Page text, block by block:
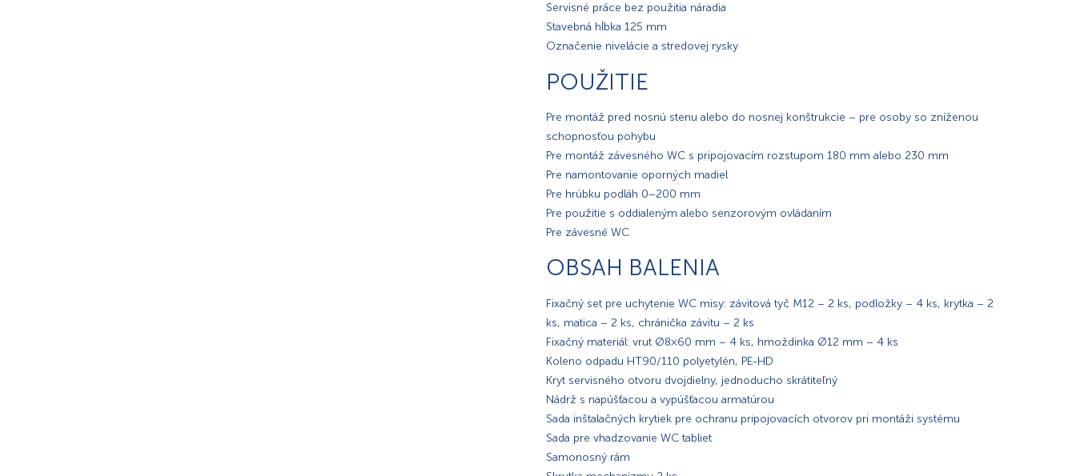
Servisné práce bez použitia náradia
Stavebná hĺbka 125 mm
Označenie nivelácie a stredovej rysky
POUŽITIE
Pre montáž pred nosnú stenu alebo do nosnej konštrukcie – pre osoby so zníženou
schopnosťou pohybu
Pre montáž závesného WC s pripojovacím rozstupom 180 mm alebo 230 mm
Pre namontovanie oporných madiel
Pre hrúbku podláh 0–200 mm
Pre použitie s oddialeným alebo senzorovým ovládaním
Pre závesné WC
OBSAH BALENIA
Fixačný set pre uchytenie WC misy: závitová tyč M12 – 2 ks, podložky – 4 ks, krytka – 2
ks, matica – 2 ks, chránička závitu – 2 ks
Fixačný materiál: vrut Ø8×60 mm – 4 ks, hmoždinka Ø12 mm – 4 ks
Koleno odpadu HT90/110 polyetylén, PE-HD
Kryt servisného otvoru dvojdielny, jednoducho skrátiteľný
Nádrž s napúšťacou a vypúšťacou armatúrou
Sada inštalačných krytiek pre ochranu pripojovacích otvorov pri montáži systému
Sada pre vhadzovanie WC tabliet
Samonosný rám